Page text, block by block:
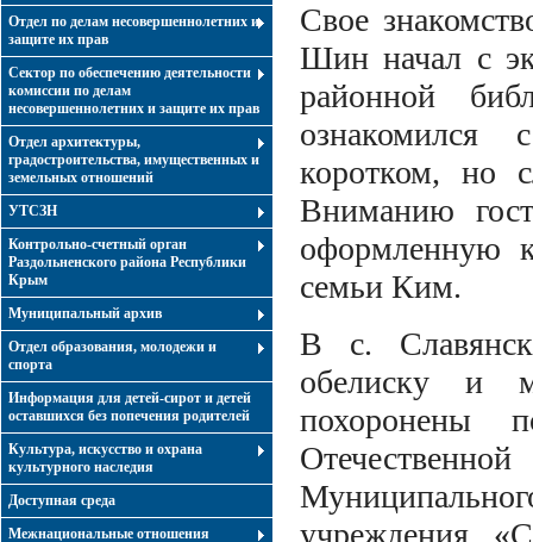
Отдел по делам несовершеннолетних и
защите их прав
Сектор по обеспечению деятельности
комиссии по делам
несовершеннолетних и защите их прав
Отдел архитектуры,
градостроительства, имущественных и
земельных отношений
УТСЗН
Контрольно-счетный орган
Раздольненского района Республики
Крым
Муниципальный архив
Отдел образования, молодежи и
спорта
Информация для детей-сирот и детей
оставшихся без попечения родителей
Культура, искусство и охрана
культурного наследия
Доступная среда
Межнациональные отношения
Свое
Шин начал с
районной
коротком, но
Вниманию
оформленную
семьи Ким.
В с.
обелиску и
похоронены
учреждения